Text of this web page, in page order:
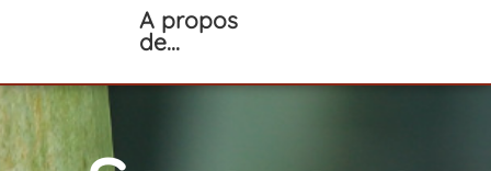
A propos
de...